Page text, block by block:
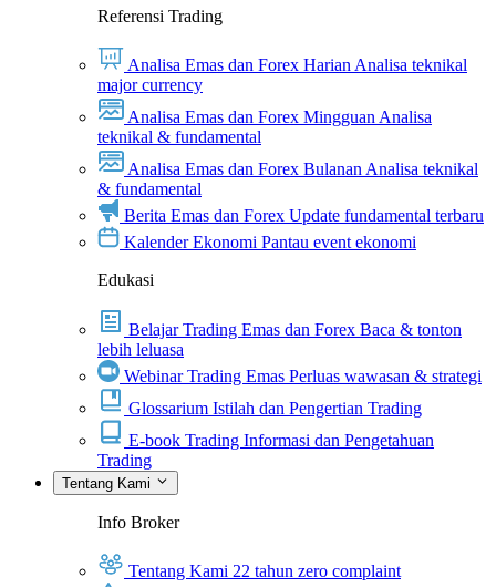
Referensi Trading
Analisa Emas dan Forex Harian Analisa teknikal
major currency
Analisa Emas dan Forex Mingguan Analisa
teknikal & fundamental
Analisa Emas dan Forex Bulanan Analisa teknikal
& fundamental
Berita Emas dan Forex Update fundamental terbaru
Kalender Ekonomi Pantau event ekonomi
Edukasi
Belajar Trading Emas dan Forex Baca & tonton
lebih leluasa
Webinar Trading Emas Perluas wawasan & strategi
Glossarium Istilah dan Pengertian Trading
E-book Trading Informasi dan Pengetahuan
Trading
Tentang Kami
Info Broker
Tentang Kami 22 tahun zero complaint